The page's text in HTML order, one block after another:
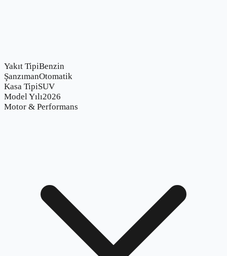
Yakıt TipiBenzin
ŞanzımanOtomatik
Kasa TipiSUV
Model Yılı2026
Motor & Performans